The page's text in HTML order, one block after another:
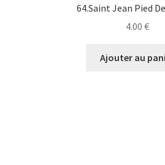
64.Saint Jean Pied
4.00 €
Ajouter au